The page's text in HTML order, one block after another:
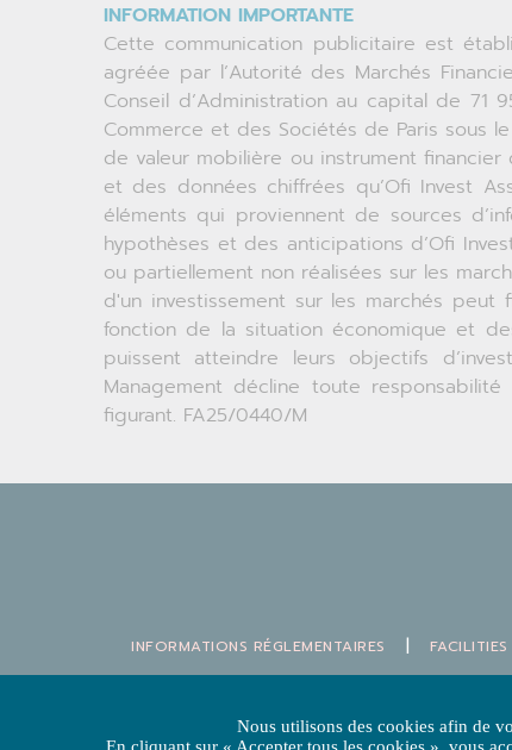
INFORMATION IMPORTANTE
Cette communication publicitaire est
agréée par l’Autorité des Marchés
Conseil d’Administration au capital de
Commerce et des Sociétés de Paris sous
de valeur mobilière ou instrument
et des données chiffrées qu’Ofi Invest
éléments qui proviennent de sources
hypothèses et des anticipations d’Ofi
ou partiellement non réalisées sur les
d'un investissement sur les marchés
fonction de la situation économique et
puissent atteindre leurs objectifs
Management décline toute
figurant. FA25/0440/M
INFORMATIONS RÉGLEMENTAIRES | FACILITIES
S.A. à Conseil d’Administration au capital de 71
Nous utilisons des cookies afin de